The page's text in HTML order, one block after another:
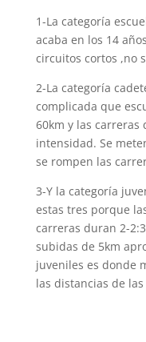
1-La categoría
acaba en los 14
circuitos cortos ,no
2-La categoría
complicada que
60km y las carreras
intensidad. Se
se rompen las
3-Y la categoría
estas tres porque
carreras duran 2-
subidas de 5km
juveniles es donde
las distancias de